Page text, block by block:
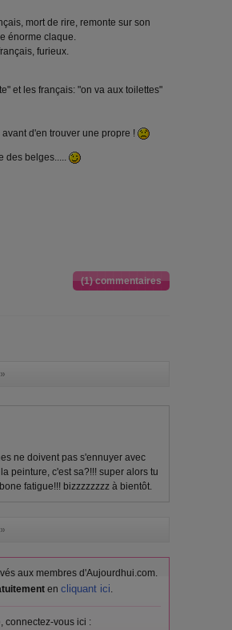
mort de rire, remonte sur son
énorme claque.
furieux.
et les français: "on va aux toilettes"
d'en trouver une propre !
des belges.....
(1) commentaires
»
ne doivent pas s'ennuyer avec
peinture, c'est sa?!!! super alors tu
fatigue!!! bizzzzzzzz à bientôt.
»
aux membres d'Aujourdhui.com.
en cliquant ici.
connectez-vous ici :